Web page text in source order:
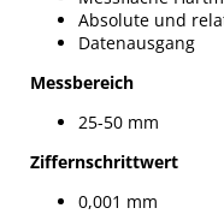
Absolute und
Datenausgang
Messbereich
25-50 mm
Ziffernschrittwert
0,001 mm